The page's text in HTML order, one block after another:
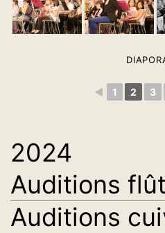
◄ 1 2 3
2024
Auditions
Auditions